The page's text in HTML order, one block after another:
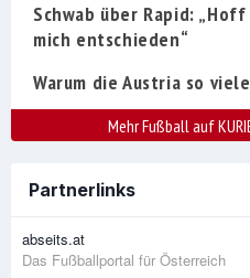
Schwab über Rapid:
mich entschieden“
Warum die Austria so
Mehr Fußball auf
Partnerlinks
abseits.at
Das Fußballportal für Österreich